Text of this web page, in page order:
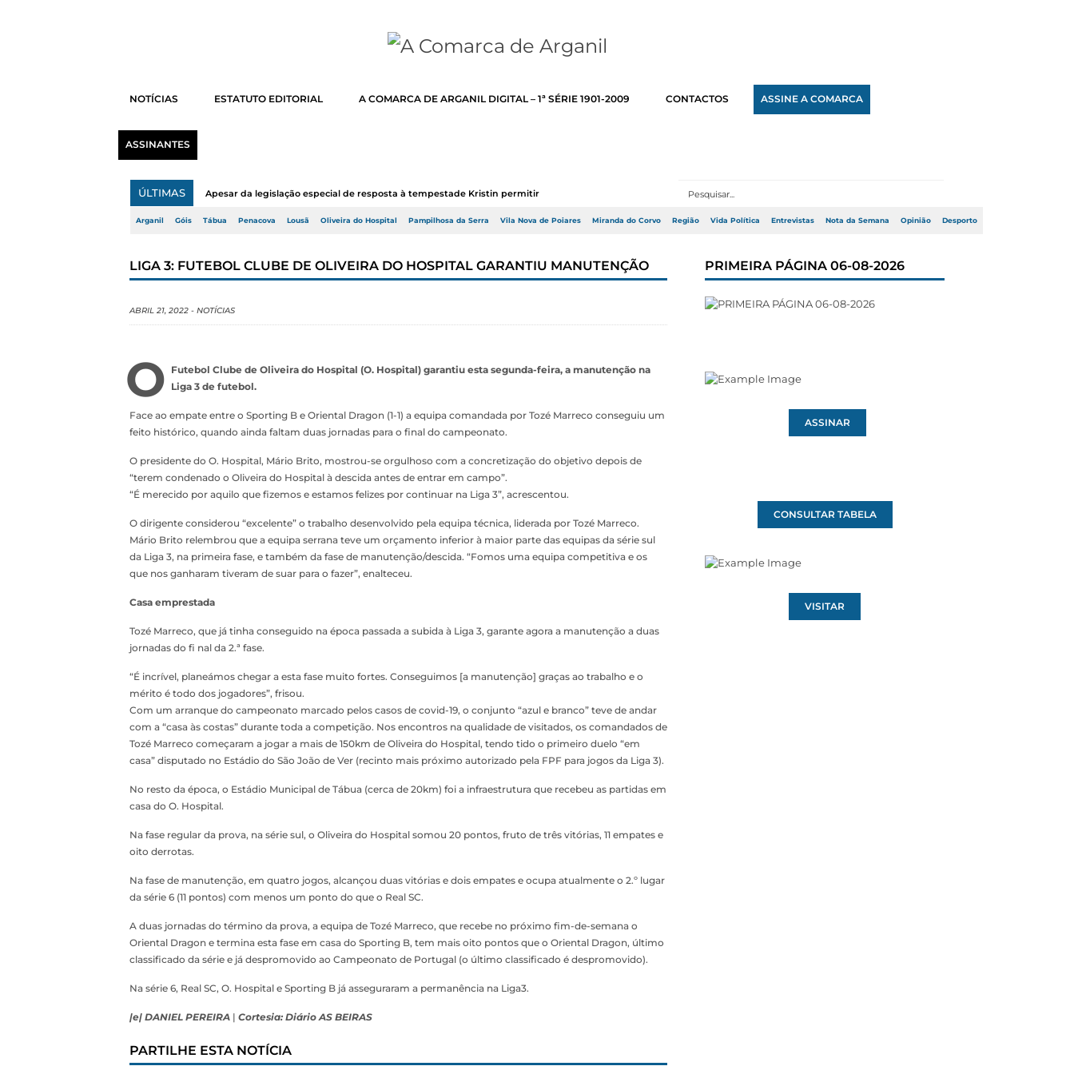
NOTÍCIAS ESTATUTO EDITORIAL A COMARCA DE ARGANIL DIGITAL – 1ª SÉRIE 1901-2009 CONTACTOS ASSINE A COMARCA
ASSINANTES
ÚLTIMAS Apesar da legislação especial de resposta à tempestade Kristin permitir a adj...
Arganil Góis Tábua Penacova Lousã Oliveira do Hospital Pampilhosa da Serra Vila Nova de Poiares Miranda do Corvo Região Vida Política Entrevistas Nota da Semana Opinião Desporto
LIGA 3: FUTEBOL CLUBE DE OLIVEIRA DO HOSPITAL GARANTIU MANUTENÇÃO
ABRIL 21, 2022 - NOTÍCIAS
O Futebol Clube de Oliveira do Hospital (O. Hospital) garantiu esta segunda-feira, a manutenção na
Liga 3 de futebol.
Face ao empate entre o Sporting B e Oriental Dragon (1-1) a equipa comandada por Tozé Marreco conseguiu um
feito histórico, quando ainda faltam duas jornadas para o final do campeonato.
O presidente do O. Hospital, Mário Brito, mostrou-se orgulhoso com a concretização do objetivo depois de
“terem condenado o Oliveira do Hospital à descida antes de entrar em campo”.
“É merecido por aquilo que fizemos e estamos felizes por continuar na Liga 3”, acrescentou.
O dirigente considerou “excelente” o trabalho desenvolvido pela equipa técnica, liderada por Tozé Marreco.
Mário Brito relembrou que a equipa serrana teve um orçamento inferior à maior parte das equipas da série sul
da Liga 3, na primeira fase, e também da fase de manutenção/descida. “Fomos uma equipa competitiva e os
que nos ganharam tiveram de suar para o fazer”, enalteceu.
Casa emprestada
Tozé Marreco, que já tinha conseguido na época passada a subida à Liga 3, garante agora a manutenção a duas
jornadas do fi nal da 2.ª fase.
“É incrível, planeámos chegar a esta fase muito fortes. Conseguimos [a manutenção] graças ao trabalho e o
mérito é todo dos jogadores”, frisou.
Com um arranque do campeonato marcado pelos casos de covid-19, o conjunto “azul e branco” teve de andar
com a “casa às costas” durante toda a competição. Nos encontros na qualidade de visitados, os comandados de
Tozé Marreco começaram a jogar a mais de 150km de Oliveira do Hospital, tendo tido o primeiro duelo “em
casa” disputado no Estádio do São João de Ver (recinto mais próximo autorizado pela FPF para jogos da Liga 3).
No resto da época, o Estádio Municipal de Tábua (cerca de 20km) foi a infraestrutura que recebeu as partidas em
casa do O. Hospital.
Na fase regular da prova, na série sul, o Oliveira do Hospital somou 20 pontos, fruto de três vitórias, 11 empates e
oito derrotas.
Na fase de manutenção, em quatro jogos, alcançou duas vitórias e dois empates e ocupa atualmente o 2.º lugar
da série 6 (11 pontos) com menos um ponto do que o Real SC.
A duas jornadas do término da prova, a equipa de Tozé Marreco, que recebe no próximo fim-de-semana o
Oriental Dragon e termina esta fase em casa do Sporting B, tem mais oito pontos que o Oriental Dragon, último
classificado da série e já despromovido ao Campeonato de Portugal (o último classificado é despromovido).
Na série 6, Real SC, O. Hospital e Sporting B já asseguraram a permanência na Liga3.
|e| DANIEL PEREIRA | Cortesia: Diário AS BEIRAS
PARTILHE ESTA NOTÍCIA
PRIMEIRA PÁGINA 06-08-2026
ASSINAR
CONSULTAR TABELA
VISITAR